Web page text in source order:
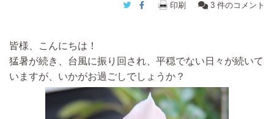
Twitter
Facebook
印刷 3 件のコメント
皆様、こんにちは！
猛暑が続き、台風に振り回され、平穏でない日々が続いて
いますが、いかがお過ごしでしょうか？